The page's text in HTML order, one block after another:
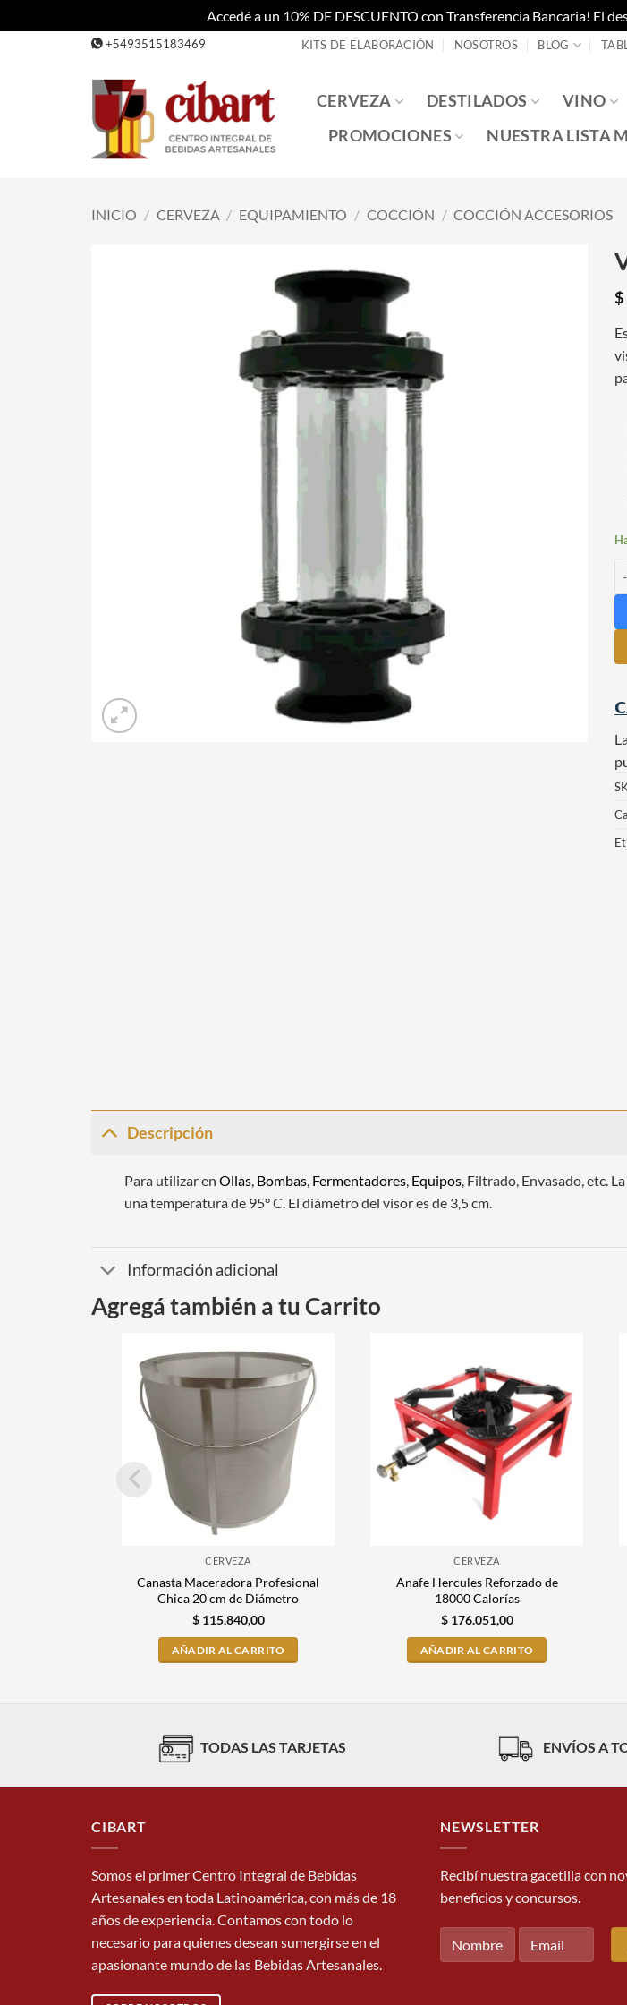
Accedé a un 10% DE DESCUENTO con Transferencia Bancaria! El
+5493515183469 KITS DE ELABORACIÓN NOSOTROS BLOG
CERVEZA DESTILADOS VINO
PROMOCIONES
NUESTRA LISTA
INICIO / CERVEZA / EQUIPAMIENTO / COCCIÓN / COCCIÓN ACCESORIOS
$
Descripción
Para utilizar en Ollas, Bombas, Fermentadores, Equipos, Filtrado, Envasado, etc.
una temperatura de 95° C. El diámetro del visor es de 3,5 cm.
Información adicional
Agregá también a tu Carrito
CERVEZA
Canasta Maceradora Profesional
Chica 20 cm de Diámetro
$115.840,00
AÑADIR AL CARRITO
CERVEZA
Anafe Hercules Reforzado de
18000 Calorías
$176.051,00
AÑADIR AL CARRITO
TODAS LAS TARJETAS ENVÍOS A
CIBART
Somos el primer Centro Integral de Bebidas
Artesanales en toda Latinoamérica, con más de 18
años de experiencia. Contamos con todo lo
necesario para quienes desean sumergirse en el
apasionante mundo de las Bebidas Artesanales.
NEWSLETTER
Recibí nuestra gacetilla con
beneficios y concursos.